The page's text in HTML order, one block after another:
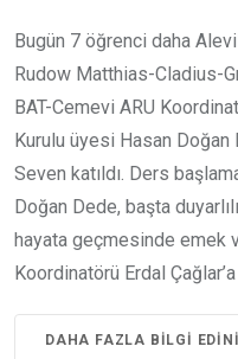
Bugün 7 öğrenci daha
Rudow Matthias-Cladius-
BAT-Cemevi ARU
Kurulu üyesi Hasan
Seven katıldı. Ders
Doğan Dede, başta
hayata geçmesinde emek
Koordinatörü Erdal Çağlar’a
DAHA FAZLA BILGI